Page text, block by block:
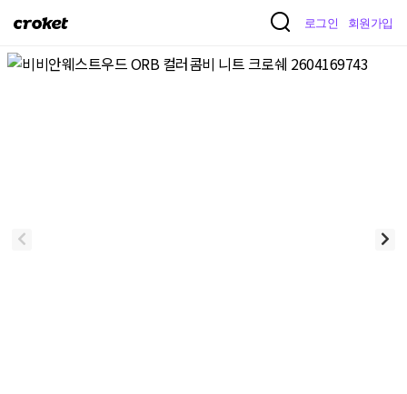
크
켓
로그인 회원가입